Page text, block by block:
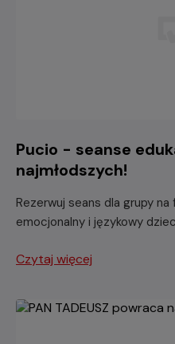
Pucio - seanse
najmłodszych!
Rezerwuj seans dla grupy
emocjonalny i językowy
Czytaj więcej